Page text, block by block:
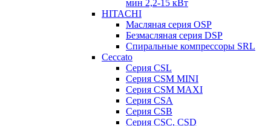
мин 2,2-15 кВт
HITACHI
Масляная серия OSP
Безмасляная серия DSP
Спиральные компрессоры SRL
Ceccato
Серия CSL
Серия CSM MINI
Серия CSM MAXI
Серия CSA
Серия CSB
Серия CSC, CSD